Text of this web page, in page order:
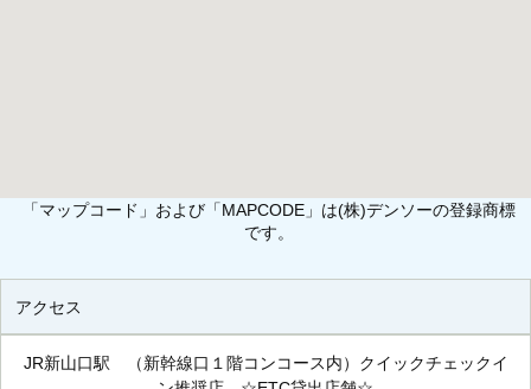
「マップコード」および「MAPCODE」は(株)デンソーの登録商標
です。
アクセス
JR新山口駅 （新幹線口１階コンコース内）クイックチェックイ